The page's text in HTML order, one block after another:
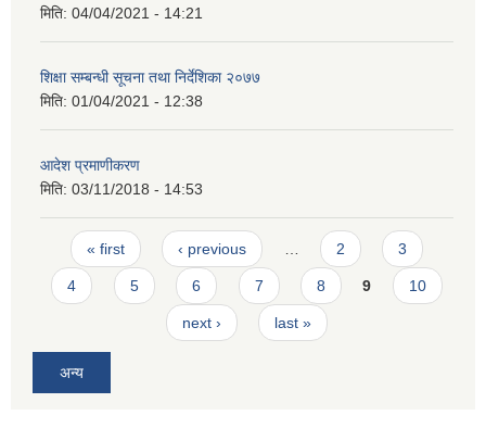
मिति: 04/04/2021 - 14:21
शिक्षा सम्बन्धी सूचना तथा निर्देशिका २०७७
मिति: 01/04/2021 - 12:38
आदेश प्रमाणीकरण
मिति: 03/11/2018 - 14:53
Pages
« first ‹ previous 2 3
4 5 6 7 8 9 10
next › last »
अन्य